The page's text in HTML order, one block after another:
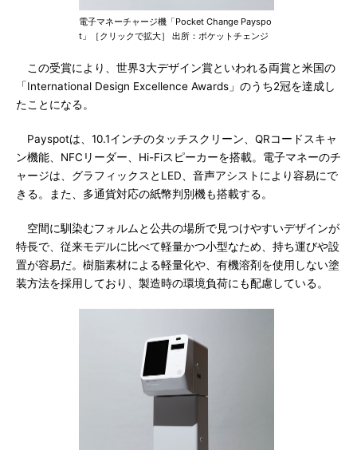
電子マネーチャージ機「Pocket Change Payspo
t」［クリックで拡大］ 出所：ポケットチェンジ
この受賞により、世界3大デザイン賞といわれる両賞と米国の
「International Design Excellence Awards」のうち2冠を達成し
たことになる。
Payspotは、10.1インチのタッチスクリーン、QRコードスキャ
ン機能、NFCリーダー、Hi-Fiスピーカーを搭載。電子マネーのチ
ャージは、グラフィックスとLED、音声アシストにより容易にで
きる。また、多通貨対応の紙幣判別機も搭載する。
空間に馴染むフォルムと公共の場所で見つけやすいデザインが
特長で、従来モデルに比べて軽量かつ小型なため、持ち運びや設
置が容易だ。樹脂素材による軽量化や、有機溶剤を使用しない塗
装方法を採用しており、製造時の環境負荷にも配慮している。